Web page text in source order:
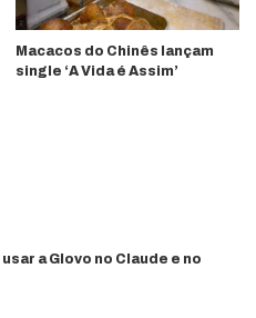
Macacos do Chinês lançam
single ‘A Vida é Assim’
a Glovo no Claude e no